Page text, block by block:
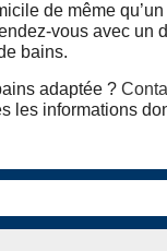
de même
vous avec un
bains.
adaptée ?
les informations